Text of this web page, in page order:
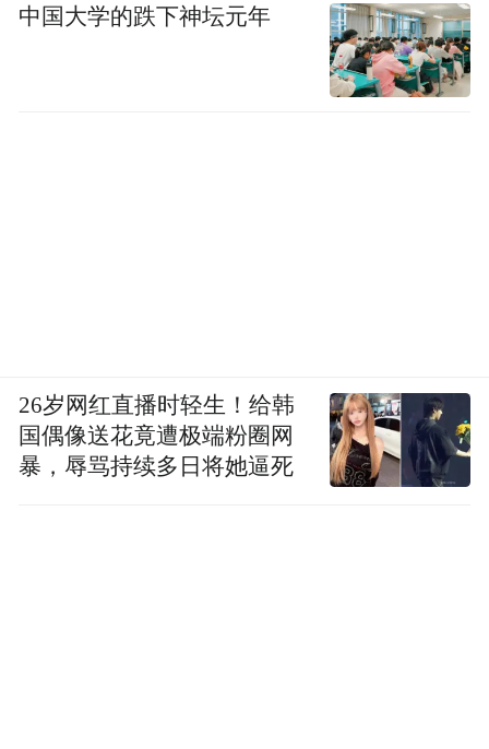
中国大学的跌下神坛元年
26岁网红直播时轻生！给韩
国偶像送花竟遭极端粉圈网
暴，辱骂持续多日将她逼死